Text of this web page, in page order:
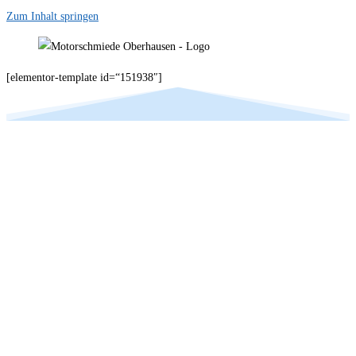
Zum Inhalt springen
[elementor-template id=“151938″]